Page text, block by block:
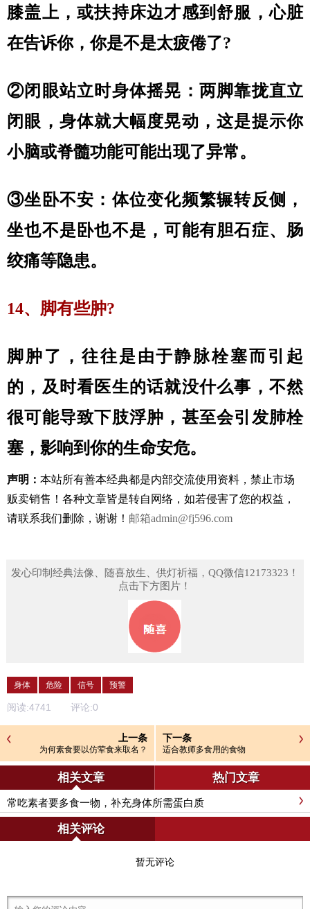
膝盖上，或扶持床边才感到舒服，心脏
在告诉你，你是不是太疲倦了?
②闭眼站立时身体摇晃：两脚靠拢直立
闭眼，身体就大幅度晃动，这是提示你
小脑或脊髓功能可能出现了异常。
③坐卧不安：体位变化频繁辗转反侧，
坐也不是卧也不是，可能有胆石症、肠
绞痛等隐患。
14、脚有些肿?
脚肿了，往往是由于静脉栓塞而引起
的，及时看医生的话就没什么事，不然
很可能导致下肢浮肿，甚至会引发肺栓
塞，影响到你的生命安危。
声明： 本站所有善本经典都是内部交流使用资料，禁止市场
贩卖销售！ 各种文章皆是转自网络，如若侵害了您的权益，
请联系我们删除，谢谢！ 邮箱admin@fj596.com
发心印制经典法像、随喜放生、供灯祈福，QQ微信12173323！
点击下方图片！
身体 危险 信号 预警
阅读:4741 评论:0
上一条
为何素食要以仿荤食来取名？
下一条
适合教师多食用的食物
相关文章 热门文章
常吃素者要多食一物，补充身体所需蛋白质
相关评论
暂无评论